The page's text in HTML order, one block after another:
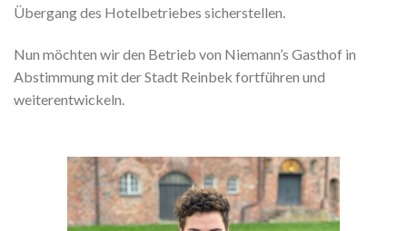
Übergang des Hotelbetriebes sicherstellen.
Nun möchten wir den Betrieb von Niemann’s Gasthof in
Abstimmung mit der Stadt Reinbek fortführen und
weiterentwickeln.